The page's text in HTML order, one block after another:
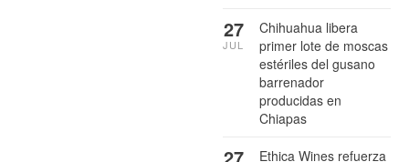
Chihuahua libera
primer lote de moscas
estériles del gusano
barrenador
producidas en
Chiapas
27
JUL
Ethica Wines refuerza